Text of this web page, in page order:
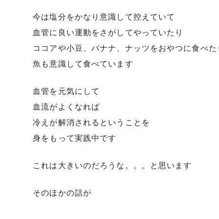
今は塩分をかなり意識して控えていて
血管に良い運動をさがしてやっていたり
ココアや小豆、バナナ、ナッツをおやつに食べた
魚も意識して食べています
血管を元気にして
血流がよくなれば
冷えが解消されるということを
身をもって実践中です
これは大きいのだろうな。。。と思います
そのほかの話が